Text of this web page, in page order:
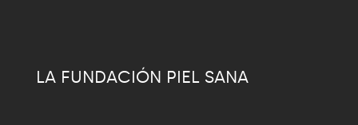
LA FUNDACIÓN PIEL SANA